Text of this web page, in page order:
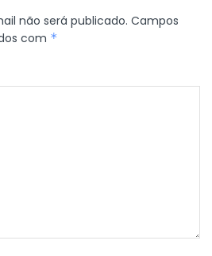
não será publicado. Campos
com *